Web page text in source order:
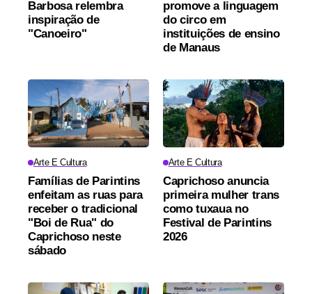
Barbosa relembra
inspiração de
"Canoeiro"
promove a linguagem
do circo em
instituições de ensino
de Manaus
Arte E Cultura
Famílias de Parintins
enfeitam as ruas para
receber o tradicional
"Boi de Rua" do
Caprichoso neste
sábado
Arte E Cultura
Caprichoso anuncia
primeira mulher trans
como tuxaua no
Festival de Parintins
2026